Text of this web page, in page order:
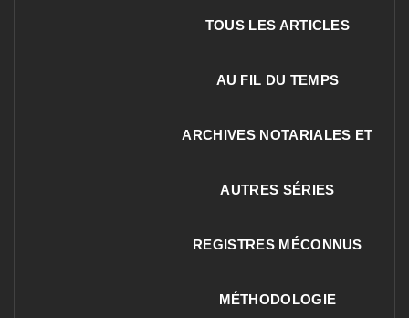
TOUS LES ARTICLES
AU FIL DU TEMPS
ARCHIVES NOTARIALES ET
AUTRES SÉRIES
REGISTRES MÉCONNUS
MÉTHODOLOGIE